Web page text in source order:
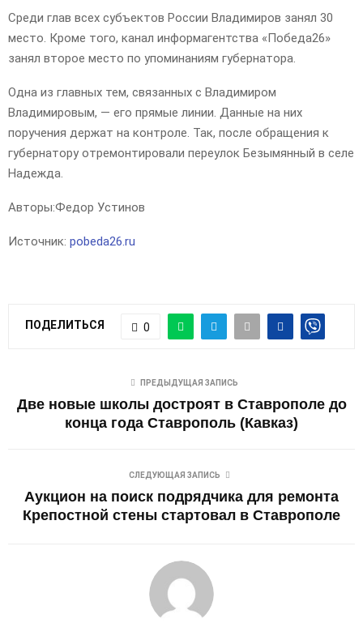
Среди глав всех субъектов России Владимиров занял 30
место. Кроме того, канал информагентства «Победа26»
занял второе место по упоминаниям губернатора.
Одна из главных тем, связанных с Владимиром
Владимировым, — его прямые линии. Данные на них
поручения держат на контроле. Так, после обращения к
губернатору отремонтировали переулок Безымянный в селе
Надежда.
Авторы:Федор Устинов
Источник: pobeda26.ru
ПОДЕЛИТЬСЯ 0
ПРЕДЫДУЩАЯ ЗАПИСЬ
Две новые школы достроят в Ставрополе до
конца года Ставрополь (Кавказ)
СЛЕДУЮЩАЯ ЗАПИСЬ
Аукцион на поиск подрядчика для ремонта
Крепостной стены стартовал в Ставрополе